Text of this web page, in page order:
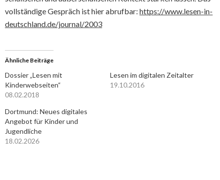
vollständige Gespräch ist hier abrufbar: https://www.lesen-in-
deutschland.de/journal/2003
Ähnliche Beiträge
Dossier „Lesen mit
Kinderwebseiten“
08.02.2018
Lesen im digitalen Zeitalter
19.10.2016
Dortmund: Neues digitales
Angebot für Kinder und
Jugendliche
18.02.2026